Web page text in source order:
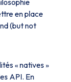
en place
(but not
« natives »
API. En